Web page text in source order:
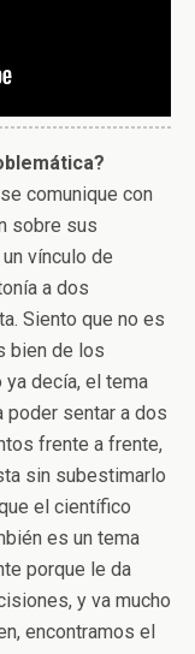
comunique con
sobre sus
vínculo de
a dos
Siento que no es
bien de los
decía, el tema
poder sentar a dos
frente a frente,
sin subestimarlo
el científico
es un tema
porque le da
y va mucho
encontramos el